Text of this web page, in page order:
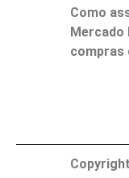
Como
Mercado
compras